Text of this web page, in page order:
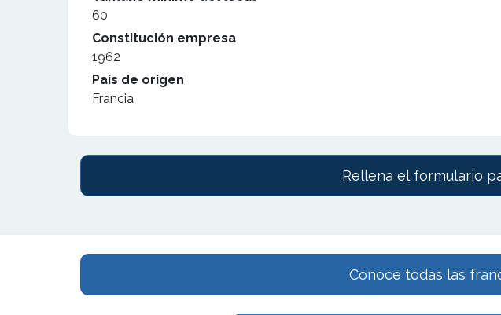
60
Constitución empresa
1962
País de origen
Francia
Rellena el formulario
Conoce todas las